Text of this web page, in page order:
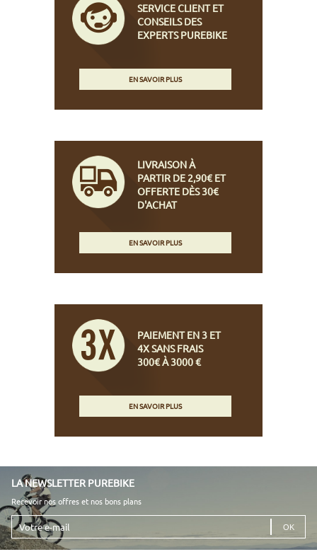
SERVICE CLIENT ET
CONSEILS DES
EXPERTS PUREBIKE
EN SAVOIR PLUS
LIVRAISON À
PARTIR DE 2,90€ ET
OFFERTE DÈS 30€
D'ACHAT
EN SAVOIR PLUS
PAIEMENT EN 3 ET
4X SANS FRAIS
300€ À 3000 €
EN SAVOIR PLUS
LA NEWSLETTER PUREBIKE
Recevoir nos offres et nos bons plans
Votre
e-
mail